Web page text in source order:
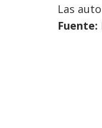
Las
Fuente: